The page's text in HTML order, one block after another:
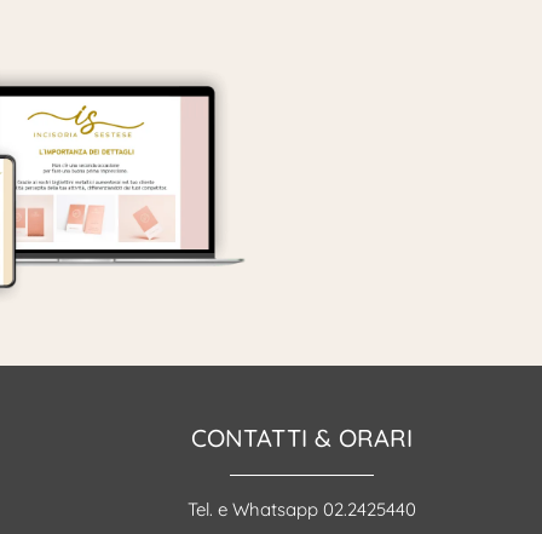
CONTATTI & ORARI
Tel. e Whatsapp 02.2425440